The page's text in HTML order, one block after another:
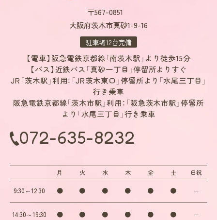
薬機法（医薬品医療機器等法）において承認された機器であり、インプ
ラント治療を行う工程で使用する機器となります。
・CT画像から、治療部位、顎骨・歯の輪郭を作成できます。それをもとに
治療領域を決め、インプラント治療に必要な情報を入力してコンピュー
ター処理することで、治療計画の策定を支援します。
・サージカルテンプレート（手術用テンプレート）を設計できます。
・機能性や審美性を重視するため自費（保険適用外）での診療となり、保
険診療よりも高額になります。
・サージカルテンプレート（手術用テンプレート）を作製することで、イ
ます。
・低侵襲での治療が可能ですが、術後に腫れや痛みが現れることがあり
○セレックを用いた治療にともなう一般的なリスク・副作用
・薬機法（医薬品医療機器等法）において承認された医療機器です。ソフ
トウェアを利用して歯科修復物のCAD（コンピューター支援設計）また
はCAM（コンピューター支援製造）に使用します。
〒567-0851
大阪府茨木市真砂1-9-16
駐車場12台完備
【電車】阪急電鉄京都線「南茨木駅」より徒歩15分
【バス】近鉄バス「真砂一丁目」停留所よりすぐ
JR「茨木駅」利用：「JR茨木東口」停留所より「水尾三丁目」
行き乗車
阪急電鉄京都線「茨木市駅」利用：「阪急茨木市駅」停留所
より「水尾三丁目」行き乗車
072-635-8232
月 火 水 木 金 土 日祝
9:30～12:30 ● ● ● ● ● ● −
14:30～19:30 ● ● ● ● ● ● −